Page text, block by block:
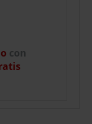
con